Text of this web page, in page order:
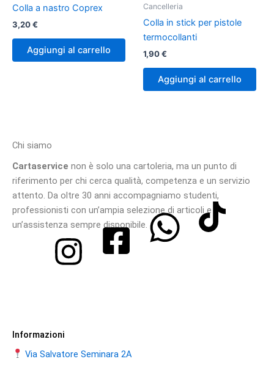
Colla a nastro Coprex
3,20€
Aggiungi al carrello
Cancelleria
Colla in stick per pistole
termocollanti
1,90€
Aggiungi al carrello
Chi siamo
Cartaservice non è solo una cartoleria, ma un punto di
riferimento per chi cerca qualità, competenza e un servizio
attento. Da oltre 30 anni accompagniamo studenti,
professionisti con un’ampia selezione di articoli e
un’assistenza sempre disponibile.
Informazioni
Via Salvatore Seminara 2A